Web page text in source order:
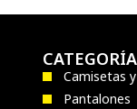
Camisetas
Pantalones